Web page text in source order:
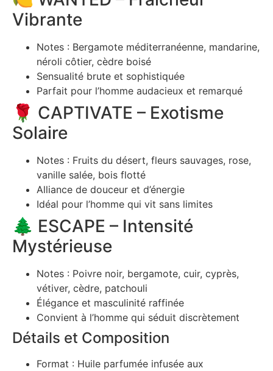
Vibrante
Notes : Bergamote méditerranéenne, mandarine,
néroli côtier, cèdre boisé
Sensualité brute et sophistiquée
Parfait pour l’homme audacieux et remarqué
🌹 CAPTIVATE – Exotisme
Solaire
Notes : Fruits du désert, fleurs sauvages, rose,
vanille salée, bois flotté
Alliance de douceur et d’énergie
Idéal pour l’homme qui vit sans limites
🌲 ESCAPE – Intensité
Mystérieuse
Notes : Poivre noir, bergamote, cuir, cyprès,
vétiver, cèdre, patchouli
Élégance et masculinité raffinée
Convient à l’homme qui séduit discrètement
Détails et Composition
Format : Huile parfumée infusée aux